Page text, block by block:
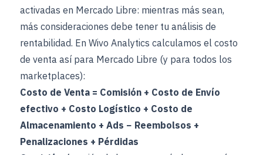
activadas en Mercado Libre: mientras más sean,
más consideraciones debe tener tu análisis de
rentabilidad. En Wivo Analytics calculamos el costo
de venta así para Mercado Libre (y para todos los
marketplaces):
Costo de Venta = Comisión + Costo de Envío
efectivo + Costo Logístico + Costo de
Almacenamiento + Ads − Reembolsos +
Penalizaciones + Pérdidas